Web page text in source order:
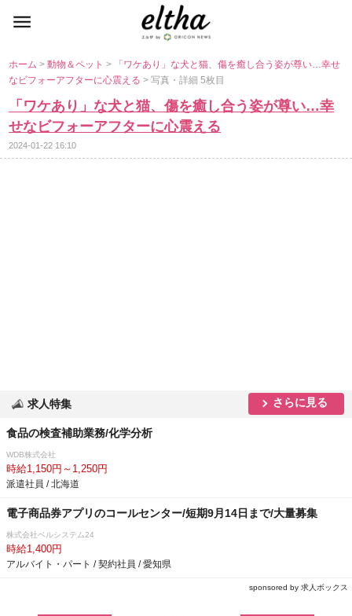
ホーム>動物＆ペット>
「ワケあり」な犬と猫、傷を癒し合う姿が尊い…幸せ
なビフォーアフターに心震える> 写真・詳細 5枚目
「ワケあり」な犬と猫、傷を癒し合う姿が尊い…幸
せなビフォーアフターに心震える
2024-01-22 16:10
求人特集 さらに見る
食品の検査補助業務/化学分析
WDB株式会社
時給1,150円～1,250円
派遣社員 / 北海道
電子商品券アプリのコールセンター/短期9月14日まで/大量募集
株式会社ベルシステム24
時給1,400円
アルバイト・パート / 契約社員 / 愛知県
sponsored by 求人ボックス